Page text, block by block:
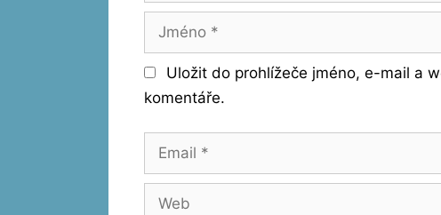
Jméno
Uložit do prohlížeče jméno, e-mail a
komentáře.
Email
Web